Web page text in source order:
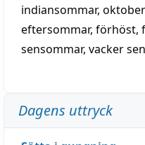
indiansommar,
eftersommar, förhöst,
sensommar, vacker
Dagens uttryck